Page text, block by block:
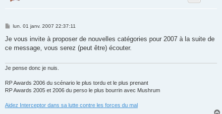
M
s
a
lun. 01 janv. 2007 22:37:11
Je vous invite à proposer de nouvelles catégories pour 2007 à la suite de
ce message, vous serez (peut être) écouter.
Je pense donc je nuis.
RP Awards 2006 du scénario le plus tordu et le plus prenant
RP Awards 2005 et 2006 du perso le plus bourrin avec Mushrum
Aidez Interceptor dans sa lutte contre les forces du mal